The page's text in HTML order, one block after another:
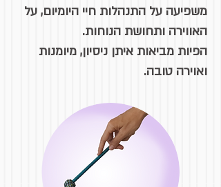
משפיעה על התנהלות חיי היומיום, על
האווירה ותחושת הנוחות.
הפיות מביאות איתן ניסיון, מיומנות
ואוירה טובה.